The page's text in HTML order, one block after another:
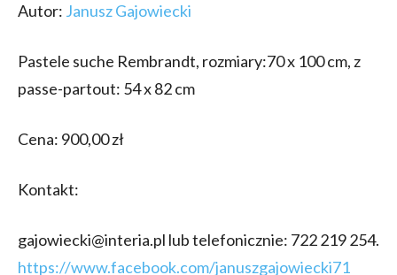
Autor: Janusz Gajowiecki
Pastele suche Rembrandt, rozmiary:70 x 100 cm, z
passe-partout: 54 x 82 cm
Cena: 900,00 zł
Kontakt:
gajowiecki@interia.pl lub telefonicznie: 722 219 254.
https://www.facebook.com/januszgajowiecki71